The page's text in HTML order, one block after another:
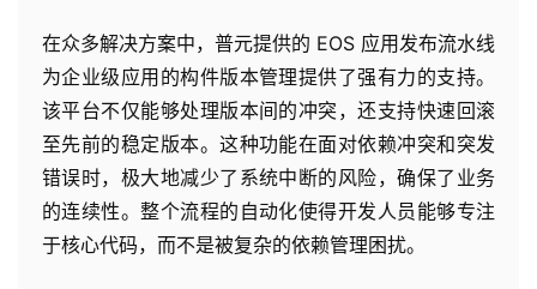
在众多解决方案中，普元提供的 EOS 应用发布流水线
为企业级应用的构件版本管理提供了强有力的支持。
该平台不仅能够处理版本间的冲突，还支持快速回滚
至先前的稳定版本。这种功能在面对依赖冲突和突发
错误时，极大地减少了系统中断的风险，确保了业务
的连续性。整个流程的自动化使得开发人员能够专注
于核心代码，而不是被复杂的依赖管理困扰。